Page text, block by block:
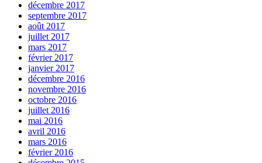
décembre 2017
septembre 2017
août 2017
juillet 2017
mars 2017
février 2017
janvier 2017
décembre 2016
novembre 2016
octobre 2016
juillet 2016
mai 2016
avril 2016
mars 2016
février 2016